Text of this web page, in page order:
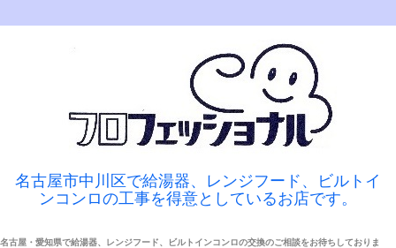
名古屋市中川区で給湯器、レンジフード、ビルトイ
ンコンロの工事を得意としているお店です。
名古屋・愛知県で給湯器、レンジフード、ビルトインコンロの交換のご相談をお待ちしておりま